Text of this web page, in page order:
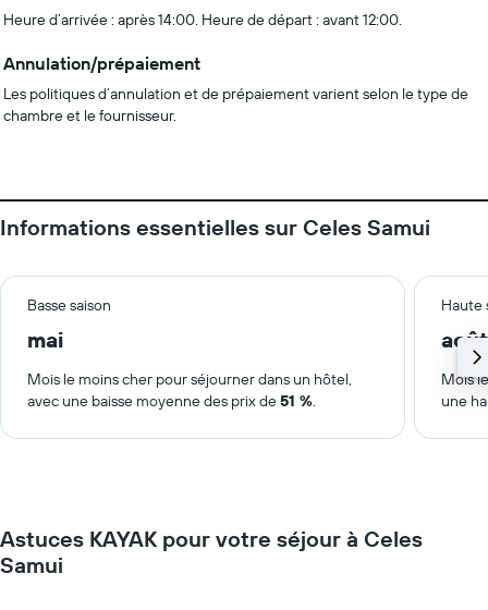
Heure d’arrivée : après 14:00. Heure de départ : avant 12:00.
Annulation/prépaiement
Les politiques d’annulation et de prépaiement varient selon le type de
chambre et le fournisseur.
Informations essentielles sur Celes Samui
Basse saison Haute
mai août
Mois le moins cher pour séjourner dans un hôtel,
avec une baisse moyenne des prix de51 %.
Mois
une
Astuces KAYAK pour votre séjour à Celes
Samui